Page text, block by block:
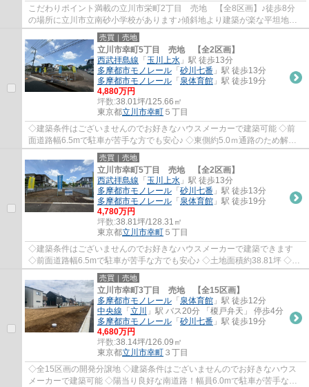
こだわりポイント満載の立川市栄町2丁目 売地 【全8区画】♪徒歩8分
の場所に立川市立南砂小学校があります♪傾斜地より建築が楽な平坦地で
す♪地域の住環境に詳しいユタカホームプラス...
売買｜売地
立川市幸町5丁目 売地 【全2区画】
西武拝島線 「 玉川上水 」駅 徒歩13分
多摩都市モノレール 「 砂川七番 」駅 徒歩13分
多摩都市モノレール 「 泉体育館 」駅 徒歩19分
4,880万円
坪数:38.01坪/125.66㎡
東京都立川市幸町 ５丁目
◇建築条件はございませんのでお好きなハウスメーカーで建築可能 ◇前
面道路幅6.5mで駐車が苦手な方でも安心♪ ◇東側約5.0ｍ通路のため解放
感あり ◇土地面積約38.01坪 ◇日当たりのよい南...
売買｜売地
立川市幸町5丁目 売地 【全2区画】
西武拝島線 「 玉川上水 」駅 徒歩13分
多摩都市モノレール 「 砂川七番 」駅 徒歩13分
多摩都市モノレール 「 泉体育館 」駅 徒歩19分
4,780万円
坪数:38.81坪/128.31㎡
東京都立川市幸町 ５丁目
◇建築条件はございませんのでお好きなハウスメーカーで建築できます
◇前面道路幅6.5mで駐車が苦手な方でも安心♪ ◇土地面積約38.81坪 ◇日
当たりのよい南道路 ◇きれいな整形地・更地渡し...
売買｜売地
立川市幸町3丁目 売地 【全15区画】
多摩都市モノレール 「 泉体育館 」駅 徒歩12分
中央線 「 立川
」駅 バス20分 「榎戸弁天」 停歩4分
多摩都市モノレール 「 砂川七番 」駅 徒歩19分
4,680万円
坪数:38.14坪/126.09㎡
東京都立川市幸町 ３丁目
◇全15区画の開発分譲地 ◇建築条件はございませんのでお好きなハウス
メーカーで建築可能 ◇陽当り良好な南道路！幅員6.0mで駐車が苦手な方